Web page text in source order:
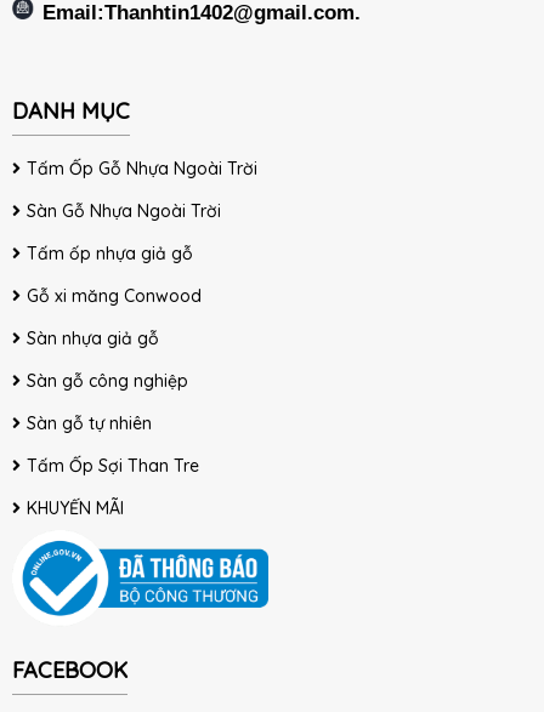
Email:Thanhtin1402@gmail.com.
DANH MỤC
Tấm Ốp Gỗ Nhựa Ngoài Trời
Sàn Gỗ Nhựa Ngoài Trời
Tấm ốp nhựa giả gỗ
Gỗ xi măng Conwood
Sàn nhựa giả gỗ
Sàn gỗ công nghiệp
Sàn gỗ tự nhiên
Tấm Ốp Sợi Than Tre
KHUYẾN MÃI
FACEBOOK